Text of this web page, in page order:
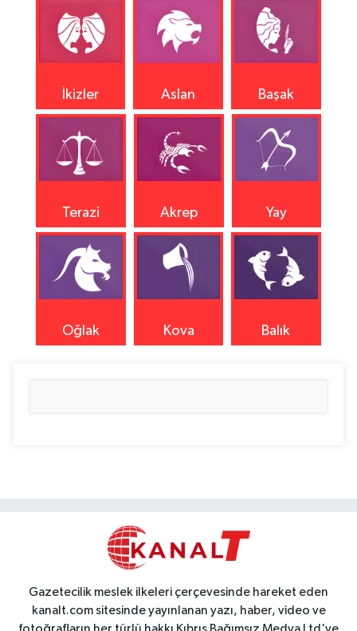
İkizler Aslan Başak
Terazi Akrep Yay
Oğlak Kova Balık
Gazetecilik meslek ilkeleri çerçevesinde hareket eden
kanalt.com sitesinde yayınlanan yazı, haber, video ve